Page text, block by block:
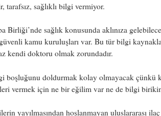
tarafsız, sağlıklı bilgi vermiyor.
Birliği’nde sağlık konusunda aklınıza
kamu kuruluşları var. Bu tür bilgi
kendi doktoru olmak zorundadır.
boşluğunu doldurmak kolay olmayacak çünkü
vermek için ne bir eğilim var ne de bilgi
yayılmasından hoşlanmayan uluslararası